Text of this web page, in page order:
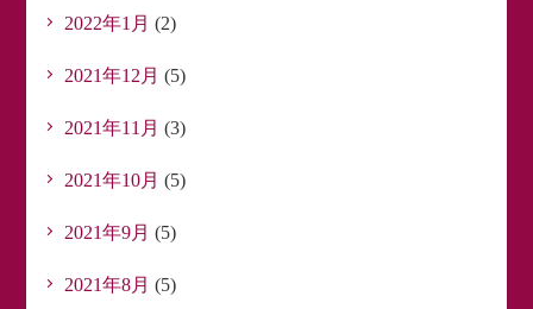
2022年1月 (2)
2021年12月 (5)
2021年11月 (3)
2021年10月 (5)
2021年9月 (5)
2021年8月 (5)